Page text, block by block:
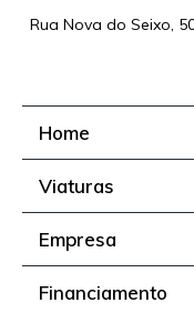
Rua Nova do Seixo,
Home
Viaturas
Empresa
Financiamento